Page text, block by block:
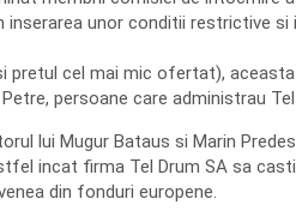
unor conditii restrictive si
pretul cel mai mic ofertat),
persoane care administrau Tel
lui Mugur Bataus si Marin
incat firma Tel Drum SA sa
din fonduri europene.